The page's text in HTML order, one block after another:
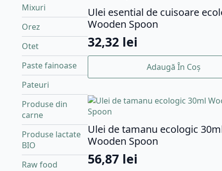
Mixuri
Orez
Otet
Paste fainoase
Pateuri
Produse din
carne
Produse lactate
BIO
Raw food
Ulei esential de cuisoare
Wooden Spoon
32,32 lei
Adaugă În Coș
Ulei de tamanu ecologic
Wooden Spoon
56,87 lei